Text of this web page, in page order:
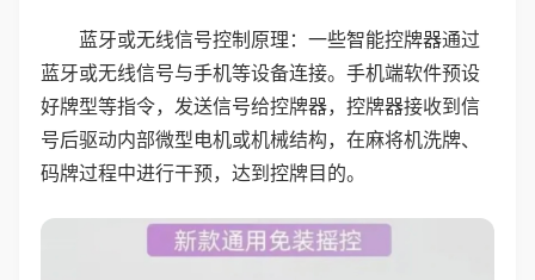
蓝牙或无线信号控制原理：一些智能控牌器通过
蓝牙或无线信号与手机等设备连接。手机端软件预设
好牌型等指令，发送信号给控牌器，控牌器接收到信
号后驱动内部微型电机或机械结构，在麻将机洗牌、
码牌过程中进行干预，达到控牌目的。